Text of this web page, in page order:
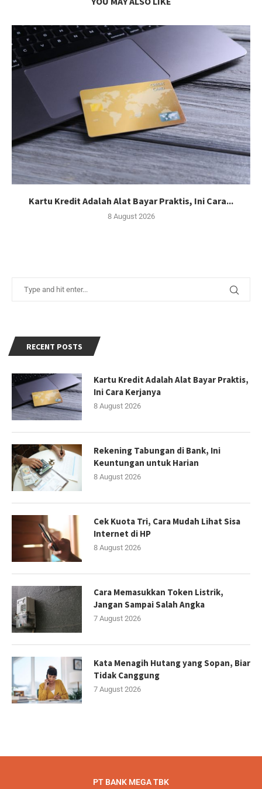
Kartu Kredit Adalah Alat Bayar Praktis, Ini Cara...
8 August 2026
RECENT POSTS
Kartu Kredit Adalah Alat Bayar Praktis,
Ini Cara Kerjanya
8 August 2026
Rekening Tabungan di Bank, Ini
Keuntungan untuk Harian
8 August 2026
Cek Kuota Tri, Cara Mudah Lihat Sisa
Internet di HP
8 August 2026
Cara Memasukkan Token Listrik,
Jangan Sampai Salah Angka
7 August 2026
Kata Menagih Hutang yang Sopan, Biar
Tidak Canggung
7 August 2026
PT BANK MEGA TBK